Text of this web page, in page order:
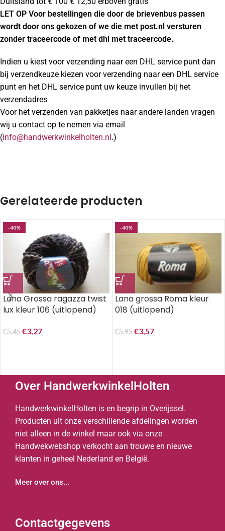
LET OP Voor bestellingen die door de brievenbus passen
wordt door ons gekozen of we die met post.nl versturen
zonder traceercode of met dhl met traceercode.
Indien u kiest voor verzending naar een DHL service punt dan
bij verzendkeuze kiezen voor verzending naar een DHL service
punt en het DHL service punt uw keuze invullen bij het
verzendadres
Voor het verzenden van pakketjes naar andere landen vragen
wij u contact op te nemen via email
(info@handwerkwinkelholten.nl .)
Gerelateerde producten
-40%
Lana Grossa ragazza twist
lux kleur 106 (uitlopend)
€5,45€3,27
-40%
Lana grossa Roma kleur
018 (uitlopend)
€5,95€3,57
Over HandwerkwinkelHolten
HandwerkwinkelHolten is en begrip in Overijssel.
Producten uit onze verschillende afdelingen worden
niet alleen in de winkel maar ook via onze
Handwekwebshop verkocht aan trouwe en nieuwe
klanten in geheel Nederland en België.
Meer over ons...
Contactgegevens